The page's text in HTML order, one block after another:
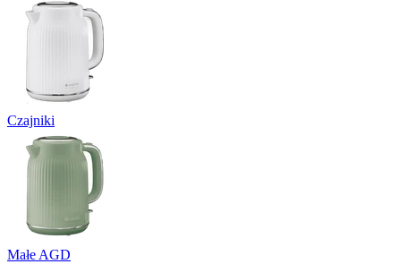
Czajniki
Małe AGD